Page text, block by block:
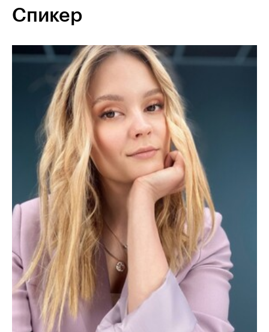
Спикер